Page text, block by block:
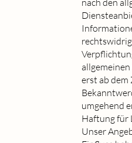
nach den
erst ab
umgehend
Haftung für
Unser